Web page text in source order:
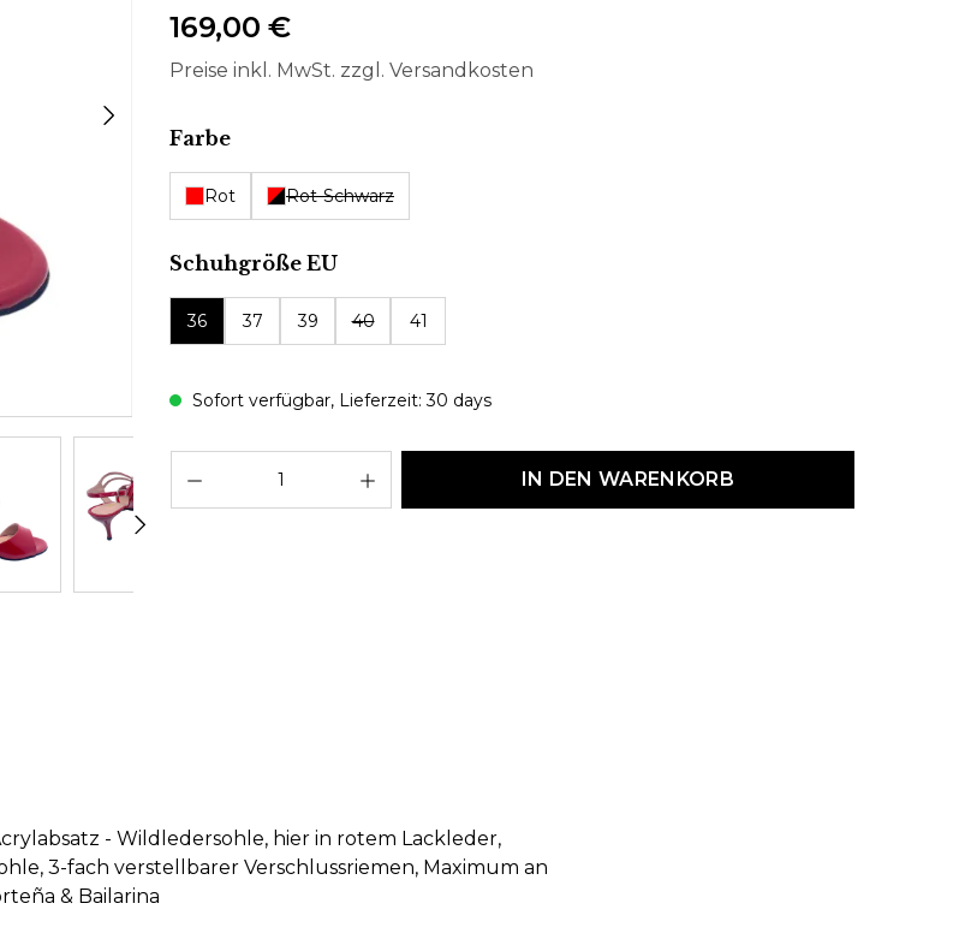
169,00 €
Preise inkl. MwSt. zzgl. Versandkosten
Farbeauswählen
Rot Rot-Schwarz
Schuhgröße EUauswählen
36 37 39 40 41
Sofort verfügbar, Lieferzeit: 30 days
IN DEN WARENKORB
- Wildledersohle, hier in rotem Lackleder,
3-fach verstellbarer Verschlussriemen, Maximum an
& Bailarina